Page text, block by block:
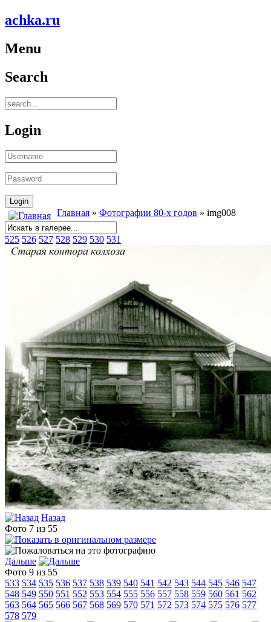
achka.ru
Menu
Search
Login
Главная » Фотографии 80-х годов » img008
525 526 527 528 529 530 531
Назад
Фото 7 из 55
Дальше
Фото 9 из 55
533 534 535 536 537 538 539 540 541 542 543 544 545 546 547
548 549 550 551 552 553 554 555 556 557 558 559 560 561 562
563 564 565 566 567 568 569 570 571 572 573 574 575 576 577
578 579